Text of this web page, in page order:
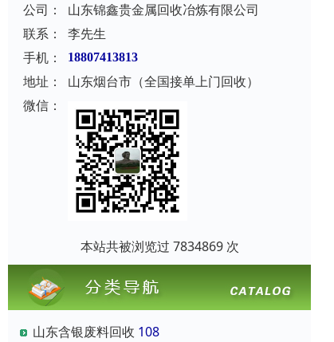
公司：
山东锦鑫贵金属回收冶炼有限公司
联系：
李先生
手机：
18807413813
地址：
山东烟台市（全国接单上门回收）
微信：
本站共被浏览过 7834869 次
山东含银废料回收 108